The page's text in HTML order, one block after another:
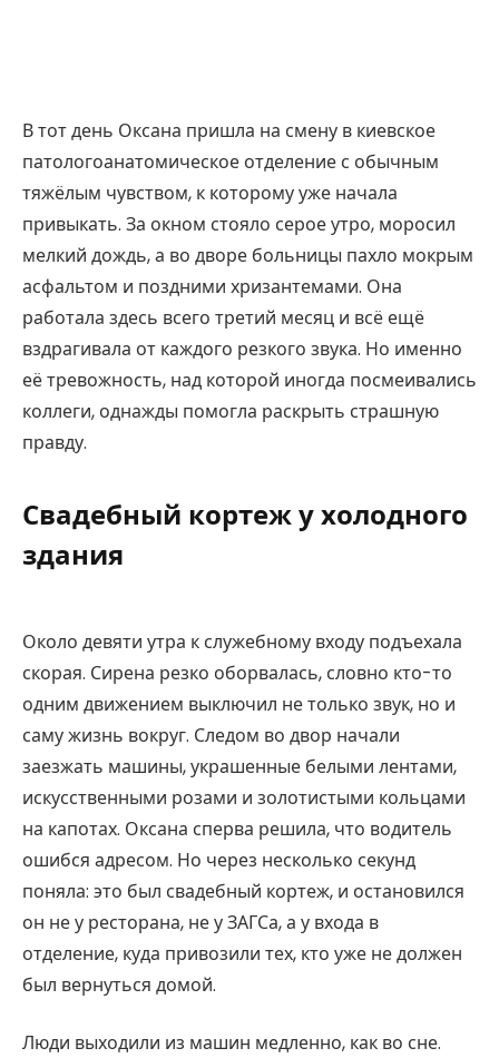
В тот день Оксана пришла на смену в киевское
патологоанатомическое отделение с обычным
тяжёлым чувством, к которому уже начала
привыкать. За окном стояло серое утро, моросил
мелкий дождь, а во дворе больницы пахло мокрым
асфальтом и поздними хризантемами. Она
работала здесь всего третий месяц и всё ещё
вздрагивала от каждого резкого звука. Но именно
её тревожность, над которой иногда посмеивались
коллеги, однажды помогла раскрыть страшную
правду.
Свадебный кортеж у холодного
здания
Около девяти утра к служебному входу подъехала
скорая. Сирена резко оборвалась, словно кто-то
одним движением выключил не только звук, но и
саму жизнь вокруг. Следом во двор начали
заезжать машины, украшенные белыми лентами,
искусственными розами и золотистыми кольцами
на капотах. Оксана сперва решила, что водитель
ошибся адресом. Но через несколько секунд
поняла: это был свадебный кортеж, и остановился
он не у ресторана, не у ЗАГСа, а у входа в
отделение, куда привозили тех, кто уже не должен
был вернуться домой.
Люди выходили из машин медленно, как во сне.